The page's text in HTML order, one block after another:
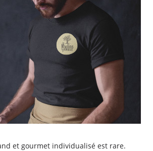
et gourmet individualisé est rare.